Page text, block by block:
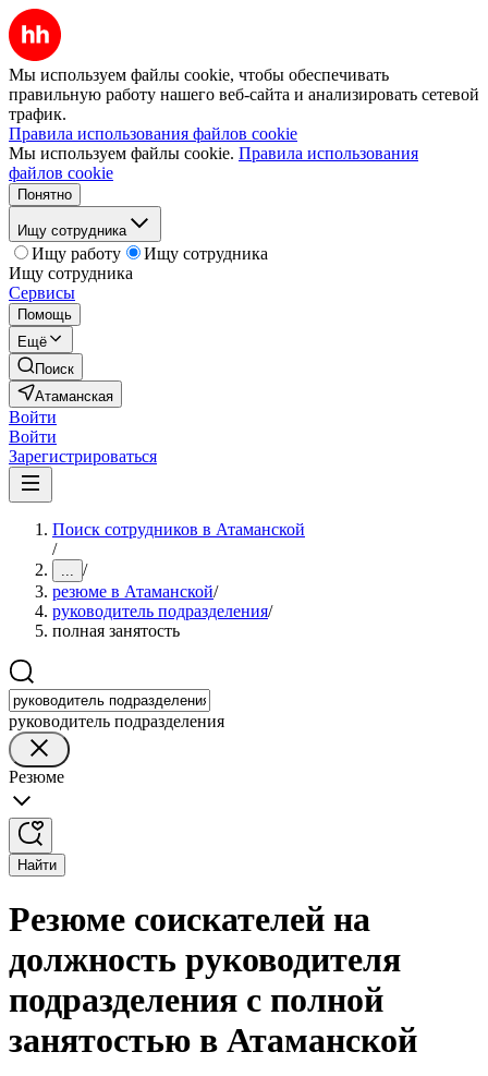
Мы используем файлы cookie, чтобы обеспечивать
правильную работу нашего веб-сайта и анализировать сетевой
трафик.
Правила использования файлов cookie
Мы используем файлы cookie. Правила использования
файлов cookie
Понятно
Ищу сотрудника
Ищу работу
Ищу сотрудника
Ищу сотрудника
Сервисы
Помощь
Ещё
Поиск
Атаманская
Войти
Войти
Зарегистрироваться
Поиск сотрудников в Атаманской
/
... /
резюме в Атаманской/
руководитель подразделения/
полная занятость
руководитель подразделения
Резюме
Найти
Резюме соискателей на
должность руководителя
подразделения с полной
занятостью в Атаманской